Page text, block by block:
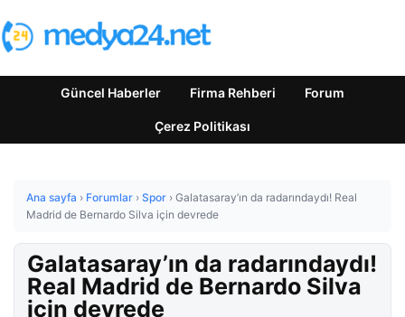
Güncel Haberler Firma Rehberi Forum
Çerez Politikası
Ana sayfa › Forumlar › Spor › Galatasaray’ın da radarındaydı! Real
Madrid de Bernardo Silva için devrede
Galatasaray’ın da radarındaydı!
Real Madrid de Bernardo Silva
için devrede